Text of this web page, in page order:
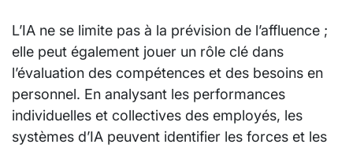
L’IA ne se limite pas à la prévision de l’affluence ;
elle peut également jouer un rôle clé dans
l’évaluation des compétences et des besoins en
personnel. En analysant les performances
individuelles et collectives des employés, les
systèmes d’IA peuvent identifier les forces et les